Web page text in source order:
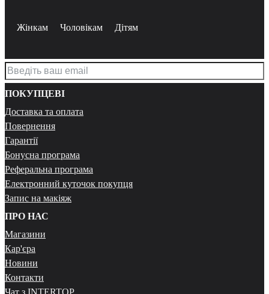
Жінкам Чоловікам Дітям
ПОКУПЦЕВІ
Доставка та оплата
Повернення
Гарантії
Бонусна програма
Реферальна програма
Електронний куточок покупця
Запис на макіяж
ПРО НАС
Магазини
Кар'єра
Новини
Контакти
Чат з INTERTOP